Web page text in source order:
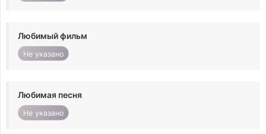
Любимый фильм
Не указано
Любимая песня
Не указано